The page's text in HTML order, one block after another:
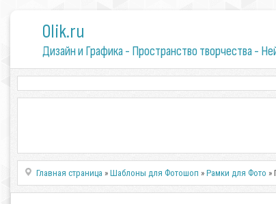
0lik.ru
Дизайн и Графика - Пространство творчества -
Главная страница »Шаблоны для Фотошоп »Рамки для Фото »